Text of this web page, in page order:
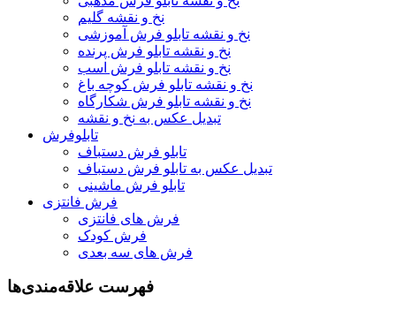
نخ و نقشه گلیم
نخ و نقشه تابلو فرش آموزشی
نخ و نقشه تابلو فرش پرنده
نخ و نقشه تابلو فرش اسب
نخ و نقشه تابلو فرش کوچه باغ
نخ و نقشه تابلو فرش شکارگاه
تبدیل عکس به نخ و نقشه
تابلوفرش
تابلو فرش دستباف
تبدیل عکس به تابلو فرش دستباف
تابلو فرش ماشینی
فرش فانتزی
فرش های فانتزی
فرش کودک
فرش های سه بعدی
فهرست علاقه‌مندی‌ها